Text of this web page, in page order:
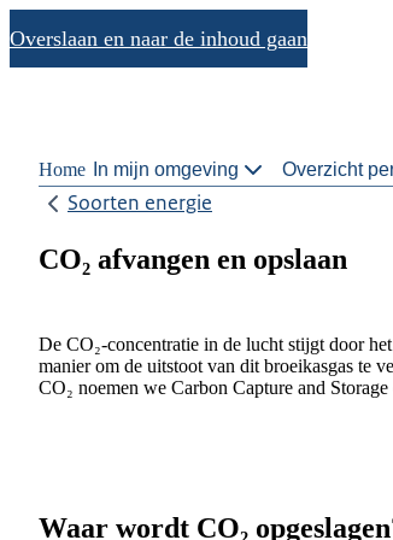
Overslaan en naar de inhoud gaan
Home In mijn omgeving Overzicht
Soorten energie
CO₂ afvangen en opslaan
De CO₂-concentratie in de lucht stijgt door
manier om de uitstoot van dit broeikasgas te
CO₂ noemen we Carbon Capture and
Waar wordt CO₂